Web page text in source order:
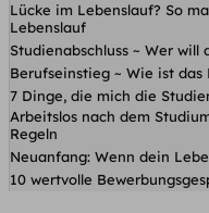
Lücke im Lebenslauf? So
Lebenslauf
Studienabschluss ~ Wer will
Berufseinstieg ~ Wie ist
7 Dinge, die mich die
Arbeitslos nach dem
Regeln
Neuanfang: Wenn dein
10 wertvolle